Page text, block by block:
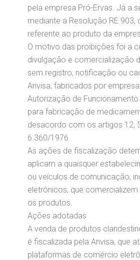
pela empresa Pró-Ervas. Já a
mediante a Resolução RE 903,
referente ao produto da
O motivo das proibições foi a
divulgação e comercialização
sem registro, notificação ou
Anvisa, fabricados por
Autorização de Funcionamento
para fabricação de
desacordo com os artigos 12,
6.360/1976.
As ações de fiscalização
aplicam a quaisquer
ou veículos de comunicação,
eletrônicos, que comercializem
os produtos.
Ações adotadas
A venda de produtos
é fiscalizada pela Anvisa, que
plataformas de comércio